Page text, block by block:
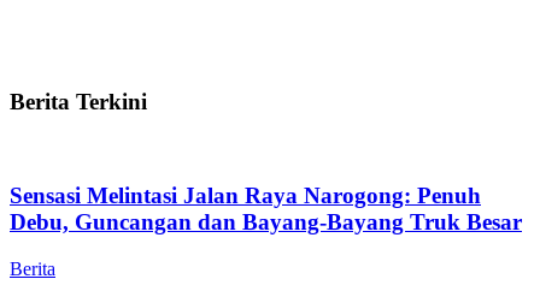
Berita Terkini
Sensasi Melintasi Jalan Raya Narogong: Penuh
Debu, Guncangan dan Bayang-Bayang Truk Besar
Berita